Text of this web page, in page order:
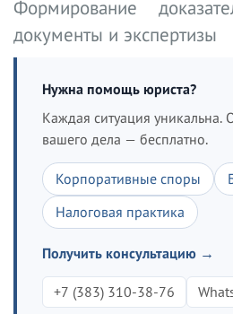
Формирование
документы и экспертизы
Нужна помощь юриста?
Каждая ситуация уникальна.
вашего дела — бесплатно.
Корпоративные споры
Налоговая практика
Получить консультацию →
+7 (383) 310-38-76